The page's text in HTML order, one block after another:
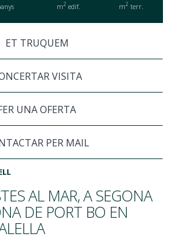
m2 edif. m2 terr.
ET TRUQUEM
VISITA
UNA OFERTA
PER MAIL
AL MAR, A SEGONA
DE PORT BO EN